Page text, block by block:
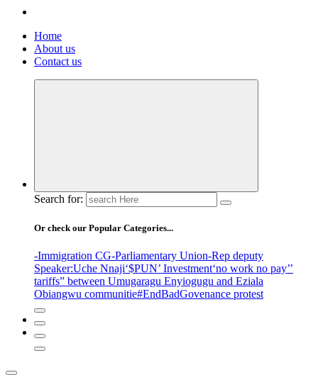
Home
About us
Contact us
Search for:
Or check our Popular Categories...
-Immigration CG-Parliamentary Union-Rep deputy
Speaker:Uche Nnaji‘$PUN’ Investment‘no work no pay’’
tariffs” between Umugaragu Enyiogugu and Eziala
Obiangwu communitie#EndBadGovenance protest